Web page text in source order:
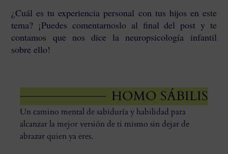
¿Cuál es tu experiencia personal con tus hijos en este
tema? ¡Puedes comentarnoslo al final del post y te
contamos que nos dice la neuropsicología infantil
sobre ello!
HOMO SÁBILIS
Un camino mental de sabiduría y habilidad para
alcanzar la mejor versión de ti mismo sin dejar de
abrazar quien ya eres.